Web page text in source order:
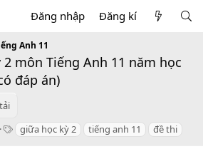
Đăng nhập Đăng kí
Anh 11
môn Tiếng Anh 11 năm học
đáp án)
T giữa học kỳ 2 tiếng anh 11 đề thi